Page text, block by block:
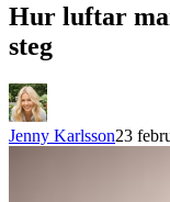
Hur luftar
steg
Jenny Karlsson23